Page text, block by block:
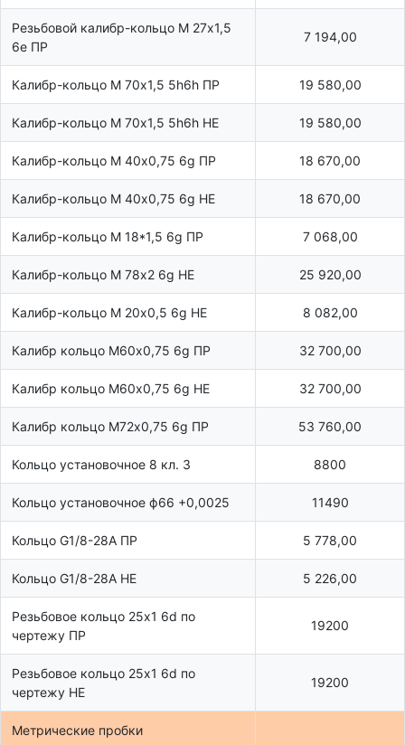
Резьбовой калибр-кольцо М 27х1,5
6e ПР
7 194,00
Калибр-кольцо М 70х1,5 5h6h ПР 19 580,00
Калибр-кольцо М 70х1,5 5h6h НЕ 19 580,00
Калибр-кольцо М 40х0,75 6g ПР 18 670,00
Калибр-кольцо М 40х0,75 6g НЕ 18 670,00
Калибр-кольцо М 18*1,5 6g ПР 7 068,00
Калибр-кольцо М 78х2 6g НЕ 25 920,00
Калибр-кольцо М 20х0,5 6g НЕ 8 082,00
Калибр кольцо М60х0,75 6g ПР 32 700,00
Калибр кольцо М60х0,75 6g НЕ 32 700,00
Калибр кольцо М72х0,75 6g ПР 53 760,00
Кольцо установочное 8 кл. 3 8800
Кольцо установочное ф66 +0,0025 11490
Кольцо G1/8-28А ПР 5 778,00
Кольцо G1/8-28А НЕ 5 226,00
Резьбовое кольцо 25х1 6d по
чертежу ПР
19200
Резьбовое кольцо 25х1 6d по
чертежу НЕ
19200
Метрические пробки